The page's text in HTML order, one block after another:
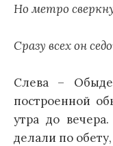
Но метро
Сразу всех он
Слева –
построенной
утра до
делали по